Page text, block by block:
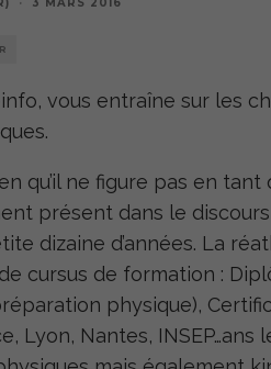
vous entraîne sur les
qu’il ne figure pas en tant
présent dans le
dizaine d’années. La
cursus de formation :
physique),
Lyon, Nantes, INSEP…ans